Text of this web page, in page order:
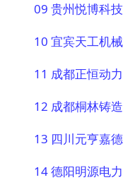
09 贵州悦博科
10 宜宾天工机
11 成都正恒动
12 成都桐林铸
13 四川元亨嘉
14 德阳明源电